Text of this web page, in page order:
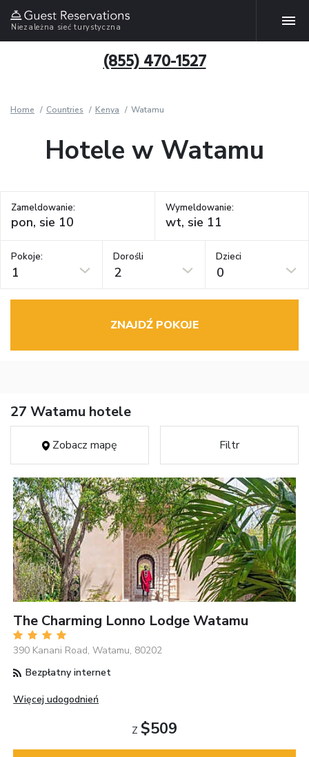
Niezależna sieć turystyczna
(855) 470-1527
Home Countries Kenya Watamu
Hotele w Watamu
Zameldowanie: Wymeldowanie:
Pokoje:
1
Dorośli
2
Dzieci
0
ZNAJDŹ POKOJE
27 Watamu hotele
Zobacz mapę Filtr
The Charming Lonno Lodge Watamu
390 Kanani Road, Watamu, 80202
Bezpłatny internet
Więcej udogodnień
Z $509